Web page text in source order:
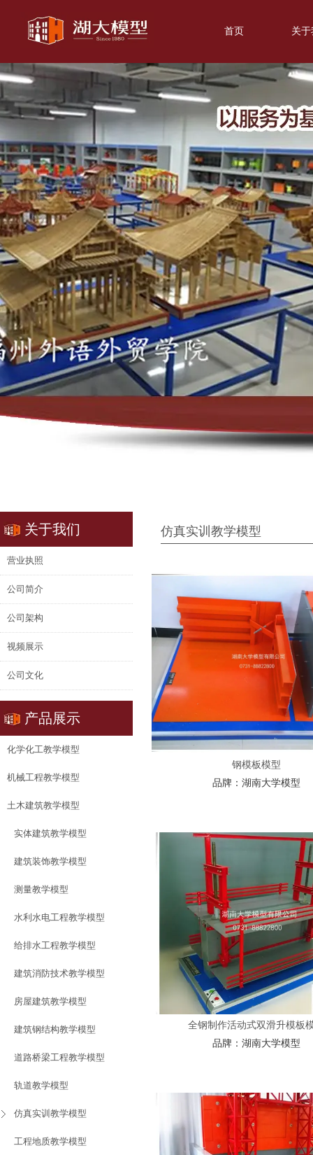
首页 关
关于我们
营业执照
公司简介
公司架构
视频展示
公司文化
产品展示
化学化工教学模型
机械工程教学模型
土木建筑教学模型
实体建筑教学模型
建筑装饰教学模型
测量教学模型
水利水电工程教学模型
给排水工程教学模型
建筑消防技术教学模型
房屋建筑教学模型
建筑钢结构教学模型
道路桥梁工程教学模型
轨道教学模型
仿真实训教学模型
工程地质教学模型
仿真实训教学模型
钢模板模型
品牌： 湖南大学模型
全钢制作活动式双滑升模板
品牌： 湖南大学模型